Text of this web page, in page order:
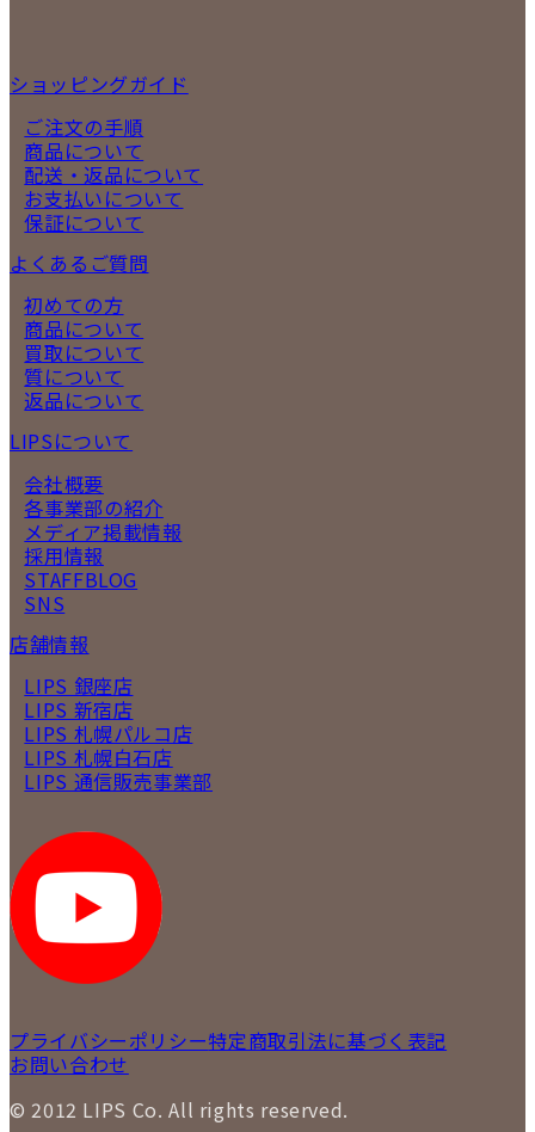
ショッピングガイド
ご注文の手順
商品について
配送・返品について
お支払いについて
保証について
よくあるご質問
初めての方
商品について
買取について
質について
返品について
LIPSについて
会社概要
各事業部の紹介
メディア掲載情報
採用情報
STAFFBLOG
SNS
店舗情報
LIPS 銀座店
LIPS 新宿店
LIPS 札幌パルコ店
LIPS 札幌白石店
LIPS 通信販売事業部
プライバシーポリシー特定商取引法に基づく表記
お問い合わせ
© 2012 LIPS Co. All rights reserved.